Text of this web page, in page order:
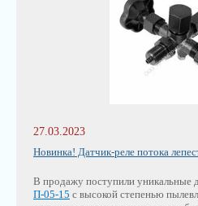
27.03.2023
Новинка! Датчик-реле потока
В продажу поступили уникальные
П-05-15 с высокой степенью